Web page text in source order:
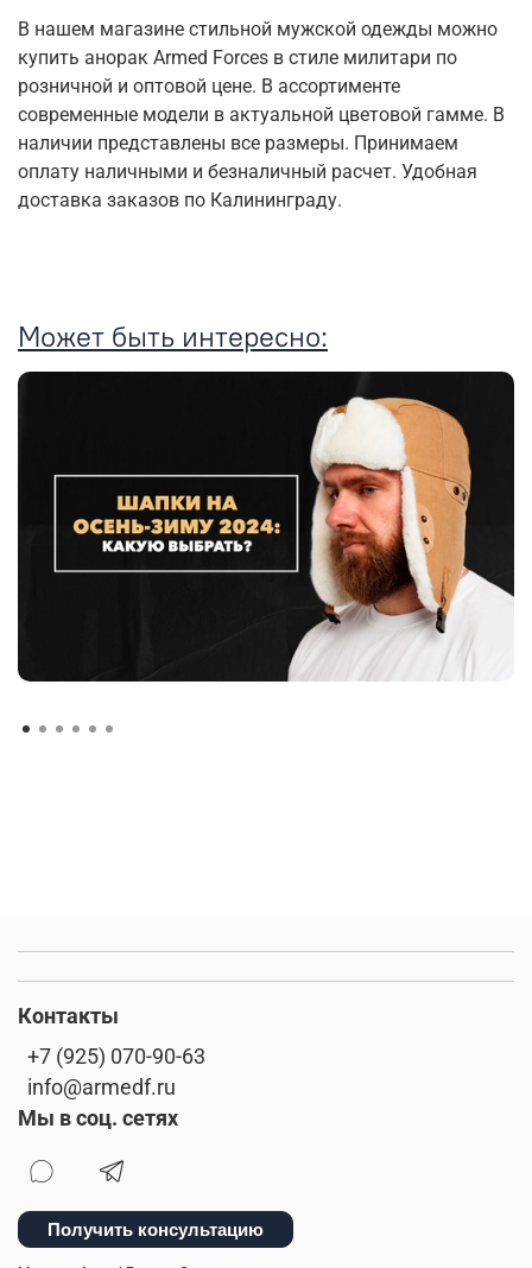
В нашем магазине стильной мужской одежды можно
купить анорак Armed Forces в стиле милитари по
розничной и оптовой цене. В ассортименте
современные модели в актуальной цветовой гамме. В
наличии представлены все размеры. Принимаем
оплату наличными и безналичный расчет. Удобная
доставка заказов по Калининграду.
Может быть интересно:
Контакты
+7 (925) 070-90-63
info@armedf.ru
Мы в соц. сетях
Получить консультацию